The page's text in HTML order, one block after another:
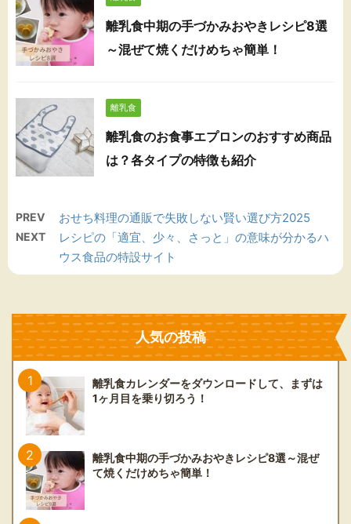
離乳食中期の手づかみおやきレシピ8選
～混ぜて焼くだけめちゃ簡単！
離乳食
離乳食のお食事エプロンのおすすめ商品
は？各タイプの特徴も紹介
PREV おせち料理の通販で失敗しない賢い選び方2025
NEXT
レシピの「適宜、少々、さっと」の意味が分かるハ
ウス食品の特設サイト
人気の投稿
離乳食カレンダーをダウンロードして、まずは
1ヶ月目を乗り切ろう！
離乳食中期の手づかみおやきレシピ8選～混ぜ
て焼くだけめちゃ簡単！